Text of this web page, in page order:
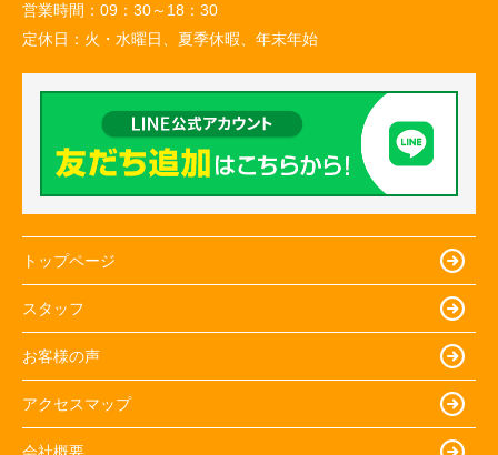
営業時間： 09：30～18：30
定休日： 火・水曜日、夏季休暇、年末年始
トップページ
スタッフ
お客様の声
アクセスマップ
会社概要